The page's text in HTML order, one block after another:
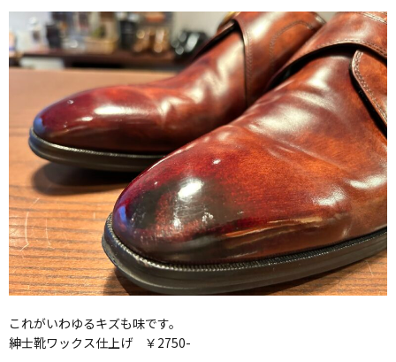
これがいわゆるキズも味です。
紳士靴ワックス仕上げ ￥2750-